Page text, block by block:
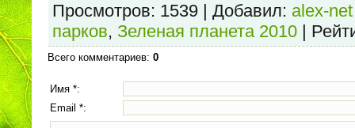
Просмотров: 1539 | Добавил: alex-net
парков, Зеленая планета 2010
Всего комментариев: 0
Имя *:
Email *: